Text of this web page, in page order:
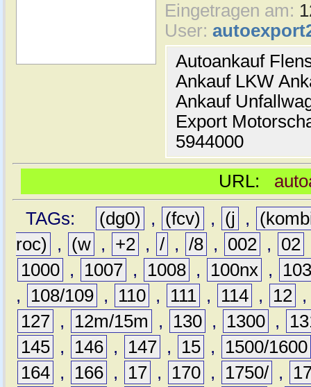
Eingetragen am:
User:
Autoankauf
Ankauf LKW
Ankauf
Export
5944000
URL:
TAGs:
(dg0) , (fcv) , (j ,
roc)
, (w , +2 , / , /8 , 002 , 02
1000 , 1007 , 1008 , 100nx ,
,
108/109 , 110 , 111 , 114 , 12
127 , 12m/15m , 130 , 1300 ,
145 , 146 , 147 , 15 ,
1500/1600
164 , 166 , 17 , 170 , 1750/ ,